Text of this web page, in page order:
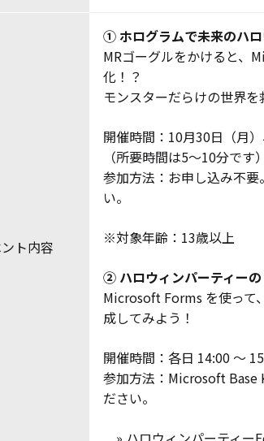
ト内容
① ホログラムで未来のハ
MRゴーグルをかけると、
化！？
モンスターだらけの世界を
開催時間：10月30日（月
（所要時間は5～10分です）
参加方法：お申し込み不
い。
※対象年齢：13歳以上
② ハロウィンパーティー
Microsoft Forms を使って
成してみよう！
開催時間：各日 14:00 〜
参加方法：Microsoft Base
ださい。